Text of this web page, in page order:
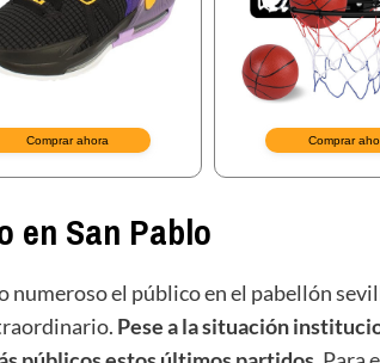
en San Pablo
numeroso el público en el pabellón
Pese a la situación